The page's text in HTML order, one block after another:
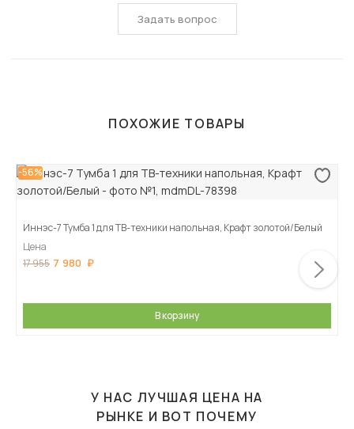
Задать вопрос
ПОХОЖИЕ ТОВАРЫ
-56%
Иннэс-7 Тумба 1 для ТВ-техники напольная, Крафт золотой/Белый
Цена
17 955 7 980
В корзину
У НАС ЛУЧШАЯ ЦЕНА НА
РЫНКЕ И ВОТ ПОЧЕМУ